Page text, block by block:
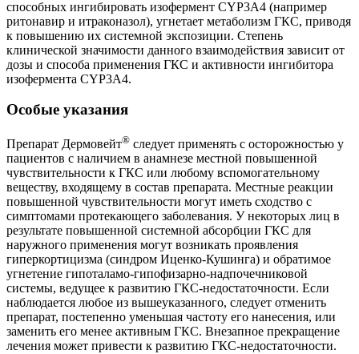
способных ингибировать изофермент CYP3A4 (например
ритонавир и итраконазол), угнетает метаболизм ГКС, приводя
к повышению их системной экспозиции. Степень
клинической значимости данного взаимодействия зависит от
дозы и способа применения ГКС и активности ингибитора
изофермента CYP3A4.
Особые указания
Препарат Дермовейт® следует применять с осторожностью у
пациентов с наличием в анамнезе местной повышенной
чувствительности к ГКС или любому вспомогательному
веществу, входящему в состав препарата. Местные реакции
повышенной чувствительности могут иметь сходство с
симптомами протекающего заболевания. У некоторых лиц в
результате повышенной системной абсорбции ГКС для
наружного применения могут возникать проявления
гиперкортицизма (синдром Иценко-Кушинга) и обратимое
угнетение гипоталамо-гипофизарно-надпочечниковой
системы, ведущее к развитию ГКС-недостаточности. Если
наблюдается любое из вышеуказанного, следует отменить
препарат, постепенно уменьшая частоту его нанесения, или
заменить его менее активным ГКС. Внезапное прекращение
лечения может привести к развитию ГКС-недостаточности.